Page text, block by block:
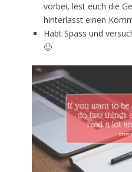
vorbei, lest euch die
hinterlasst einen
Habt Spass und
🙂